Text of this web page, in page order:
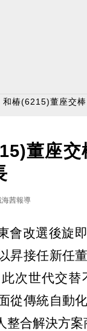
和椿(6215)董座交
董座
海茜報導
會改選後旋
昇接任新任
次世代交
從傳統自動
合解決方案